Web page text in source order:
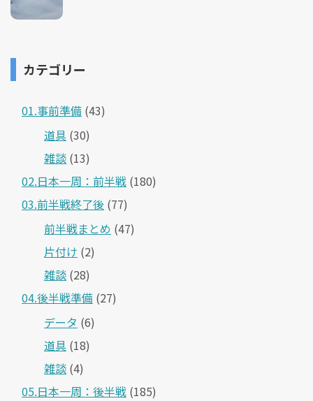
カテゴリー
01.事前準備 (43)
道具 (30)
雑談 (13)
02.日本一周：前半戦 (180)
03.前半戦終了後 (77)
前半戦まとめ (47)
片付け (2)
雑談 (28)
04.後半戦準備 (27)
データ (6)
道具 (18)
雑談 (4)
05.日本一周：後半戦 (185)